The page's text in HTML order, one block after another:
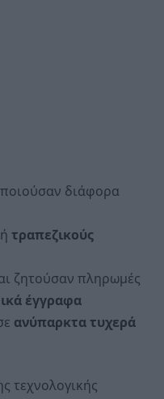
διάφορα
ή τραπεζικούς
ζητούσαν πληρωμές
έγγραφα
ανύπαρκτα τυχερά
τεχνολογικής